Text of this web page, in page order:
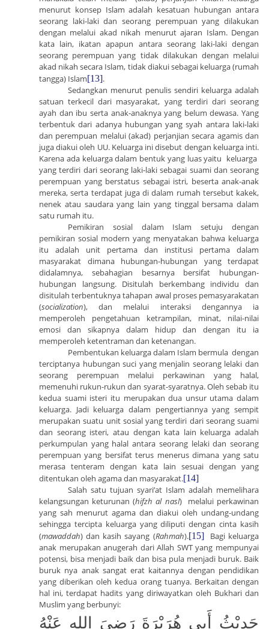
menurut konsep Islam adalah kesatuan hubungan antara
seorang laki-laki dan seorang perempuan yang dilakukan
dengan melalui akad nikah menurut ajaran Islam. Dengan
kata lain, ikatan apapun antara seorang laki-laki dengan
seorang perempuan yang tidak dilakukan dengan melalui
akad nikah secara Islam, tidak diakui sebagai keluarga (rumah
tangga) Islam[13].
Sedangkan menurut penulis sendiri keluarga adalah
satuan terkecil dari masyarakat, yang terdiri dari seorang
ayah dan ibu serta anak-anaknya yang belum dewasa. Yang
terbentuk dari adanya hubungan yang syah antara laki-laki
dan perempuan melalui (akad) perjanjian secara agamis dan
juga diakui oleh UU. Keluarga ini disebut dengan keluarga inti.
Karena ada keluarga dalam bentuk yang luas yaitu keluarga
yang terdiri dari seorang laki-laki sebagai suami dan seorang
perempuan yang berstatus sebagai istri, beserta anak-anak
mereka, serta terdapat juga di dalam rumah tersebut kakek,
nenek atau saudara yang lain yang tinggal bersama dalam
satu rumah itu.
Pemikiran sosial dalam Islam setuju dengan
pemikiran sosial modern yang menyatakan bahwa keluarga
itu adalah unit pertama dan institusi pertama dalam
masyarakat dimana hubungan-hubungan yang terdapat
didalamnya, sebahagian besarnya bersifat hubungan-
hubungan langsung. Disitulah berkembang individu dan
disitulah terbentuknya tahapan awal proses pemasyarakatan
(socialization), dan melalui interaksi dengannya ia
memperoleh pengetahuan ketrampilan, minat, nilai-nilai
emosi dan sikapnya dalam hidup dan dengan itu ia
memperoleh ketentraman dan ketenangan.
Pembentukan keluarga dalam Islam bermula dengan
terciptanya hubungan suci yang menjalin seorang lelaki dan
seorang perempuan melalui perkawinan yang halal,
memenuhi rukun-rukun dan syarat-syaratnya. Oleh sebab itu
kedua suami isteri itu merupakan dua unsur utama dalam
keluarga. Jadi keluarga dalam pengertiannya yang sempit
merupakan suatu unit sosial yang terdiri dari seorang suami
dan seorang isteri, atau dengan kata lain keluarga adalah
perkumpulan yang halal antara seorang lelaki dan seorang
perempuan yang bersifat terus menerus dimana yang satu
merasa tenteram dengan kata lain sesuai dengan yang
ditentukan oleh agama dan masyarakat.[14]
Salah satu tujuan syari’at Islam adalah memelihara
kelangsungan keturunan (hifzh al nasl) melalui perkawinan
yang sah menurut agama dan diakui oleh undang-undang
sehingga tercipta keluarga yang diliputi dengan cinta kasih
(mawaddah) dan kasih sayang (Rahmah).[15]Bagi keluarga
anak merupakan anugerah dari Allah SWT yang mempunyai
potensi, bisa menjadi baik dan bisa pula menjadi buruk. Baik
buruk nya anak sangat erat kaitannya dengan pendidikan
yang diberikan oleh kedua orang tuanya. Berkaitan dengan
hal ini, terdapat hadits yang diriwayatkan oleh Bukhari dan
Muslim yang berbunyi:
حَدِيْثُ أَبِى هُرَيْرَةَ رَضِيَ الله عَنْهُ